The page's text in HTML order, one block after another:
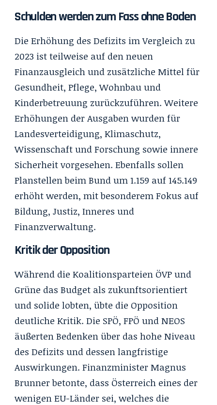
Schulden werden zum Fass ohne Boden
Die Erhöhung des Defizits im Vergleich zu
2023 ist teilweise auf den neuen
Finanzausgleich und zusätzliche Mittel für
Gesundheit, Pflege, Wohnbau und
Kinderbetreuung zurückzuführen. Weitere
Erhöhungen der Ausgaben wurden für
Landesverteidigung, Klimaschutz,
Wissenschaft und Forschung sowie innere
Sicherheit vorgesehen. Ebenfalls sollen
Planstellen beim Bund um 1.159 auf 145.149
erhöht werden, mit besonderem Fokus auf
Bildung, Justiz, Inneres und
Finanzverwaltung.
Kritik der Opposition
Während die Koalitionsparteien ÖVP und
Grüne das Budget als zukunftsorientiert
und solide lobten, übte die Opposition
deutliche Kritik. Die SPÖ, FPÖ und NEOS
äußerten Bedenken über das hohe Niveau
des Defizits und dessen langfristige
Auswirkungen. Finanzminister Magnus
Brunner betonte, dass Österreich eines der
wenigen EU-Länder sei, welches die